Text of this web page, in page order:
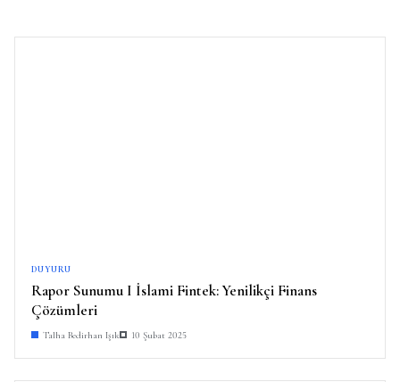
DUYURU
Rapor Sunumu I İslami Fintek: Yenilikçi Finans
Çözümleri
Talha Bedirhan Işık 10 Şubat 2025